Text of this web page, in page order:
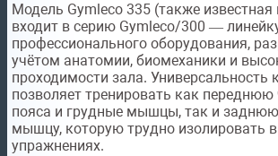
Модель Gymleco 335 (также известная
входит в серию Gymleco/300 —
профессионального оборудования,
учётом анатомии, биомеханики и
проходимости зала. Универсальность
позволяет тренировать как переднюю
пояса и грудные мышцы, так и
мышцу, которую трудно изолировать
упражнениях.